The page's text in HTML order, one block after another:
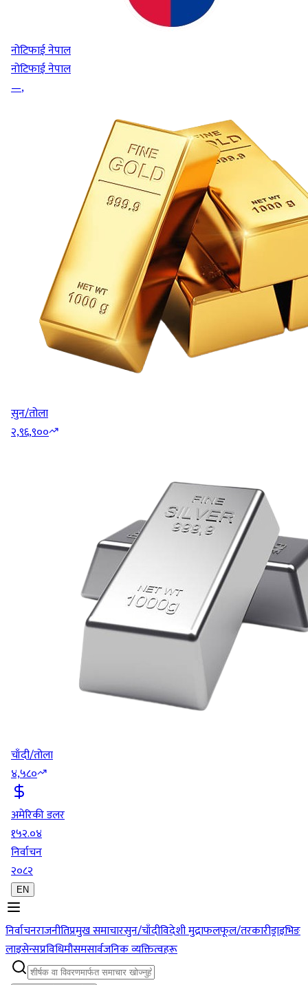
नोटिफाई नेपाल
नोटिफाई नेपाल
—,
सुन/तोला
२,९६,९००
चाँदी/तोला
४,५८०
अमेरिकी डलर
१५२.०४
निर्वाचन
२०८२
EN
निर्वाचनराजनीतिप्रमुख समाचारसुन/चाँदीविदेशी मुद्राफलफूल/तरकारीड्राइभिङ
लाइसेन्सप्रविधिमौसमसार्वजनिक व्यक्तित्वहरू